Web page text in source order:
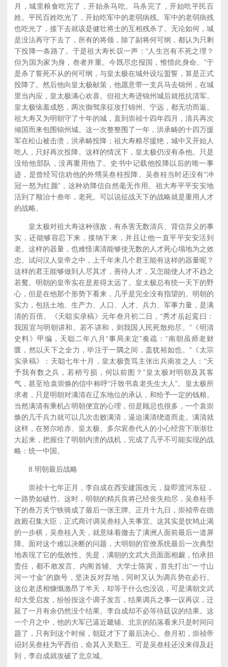
月，城里粮食吃完了，开始杀马吃。马杀完了，开始吃平民百
姓。平民百姓吃光了，开始吃军中的老弱病残。军中的老弱病残
也吃光了，接下去就该是健壮将士的互相残杀了。无论如何，城
是没法再守下去了，所有的将领，除了副将何可纲，都认为只剩
下投降一条路了。于是祖大寿长叹一声：“人生岂有不死之理？
但为国为家为身，叁者并重。今既尽忠报国，惟惜此身命。”于
是杀了誓死不从的何可纲，与皇太极在城外设坛盟誓，算是正式
投降了。然后他向皇太极献策，他愿意带一支兵马去锦州，在城
里当内应，皇太极满心欢喜。但祖大寿进锦州城后就抵抗清军。
皇太极恼羞成怒，两次御驾亲征攻打锦州、宁远，都无功而返。
祖大寿又为明朝守了十年的城，直到崇祯十四年四月，清兵再次
倾国而来包围锦州城。这一次整整围了一年，洪承畴的十四万援
军在松山被击溃，洪承畴投降；祖大寿粮尽援绝，城中又开始人
吃人，只好再次投降。这样的情况下，皇太极仍没有杀他。只是
没给他部队，没再重用他了。史书中记载他投降以后的唯一事
迹，是曾经写信劝他的外甥吴叁桂投降。吴叁桂当时还没有“冲
冠一怒为红颜”，这种劝降信自然毫无作用。祖大寿平平安安地
活到了顺治十叁年，老死。可以说征战天下的战略就是重用人才
的战略。
皇太极对祖大寿这种强敌，有杀害无数清兵、背信弃义的事
实，还能够容忍下来，接纳下来，并且让他一直平平安安活到
老。这样的器量，也难怪满清能够使无数的人才死心塌地为之效
忠。试问汉人皇帝之中，上千年来几个君王能有这样的器量呢？
这样的君王能够做到人尽其才，善待人才，又怎能使人才不趋之
若鹜。明朝的皇帝实在是差得太远了。皇太极总有统一天下的野
心，但是在他那个形势下看来，几乎是完全没有指望的。明朝的
实力，包括土地、生产力、人口、人才、兵力、军事力量，是满
清的百倍。《天聪实录稿》元年叁月初二日，“秀才岳起鸾曰：
我国宜与明朝讲和。若不讲和，则我国人民死散殆尽。”《明清
史料》甲编，天聪二年八月“事局未定”奏疏：“南朝虽师老财
匮，然以天下之全力，毕注于一隅之间，盖犹裕如也。”《太宗
实录稿》：天聪七年十月，皇太极责骂主张出兵南攻之人：“天
予我有数之兵，若稍亏损，何以前图？”皇太极对明朝及其客
气，甚至给袁崇焕的信中称呼“汗致书袁老先生大人”。皇太极所
求者，只是明朝对满清在辽东地位的承认，和给予一定的钱粮。
当然满清有乘机占明朝便宜的心理，但是顾忌也很多，一个袁崇
焕的几千兵力就可以几次击败满清，逼迫满清绕道而走。满清就
这样，在努尔哈赤、皇太极、多尔衮叁代人的小心经营下渐渐壮
大起来，把握住了明朝内溃的战机，完成了几乎不可能实现的战
略：统一中国。
8.明朝最后战略
崇祯十七年正月，李自成在西安建国改元，旋即渡河东征，
一路势如破竹。这时，明朝的精兵良将已经丧失殆尽，吴叁桂手
下的叁万关宁铁骑成了最后一张王牌。正月十九日，崇祯帝在德
政殿召集大臣，正式商讨调吴叁桂入关事宜。这其实是饮鸠止渴
的一步棋，吴叁桂入关，就意味着撤去了满洲人面前最后一道屏
障。面对这个难以决断的问题，大明朝的官僚系统最后一次典型
地表现了它的低效性。先是，满朝的文武大员面面相觑，怕承担
责任，都不敢发言。内阁首辅、大学士陈寅，首先打出“一寸山
河一寸金”的旗号，坚决反对弃地，同时又认为调兵势在必行。
这位老丞相慷慨激昂了半天，却等于什么也没说，可是满朝文武
却大受启发，纷纷按这个调子发言，结果调兵之事一议再议，迁
延了一月有余仍然没个结果。李自成却不必等待廷议的结果。这
一个月之中，他的大军已逼近畿辅。北京的陷落看来只是时间问
题了，只有到这个时候，朝廷才下了最后决心。叁月初，崇祯帝
诏封吴叁桂为平西伯，命其入关勤王。可是吴叁桂还没来得及赶
到，李自成就攻破了北京城。